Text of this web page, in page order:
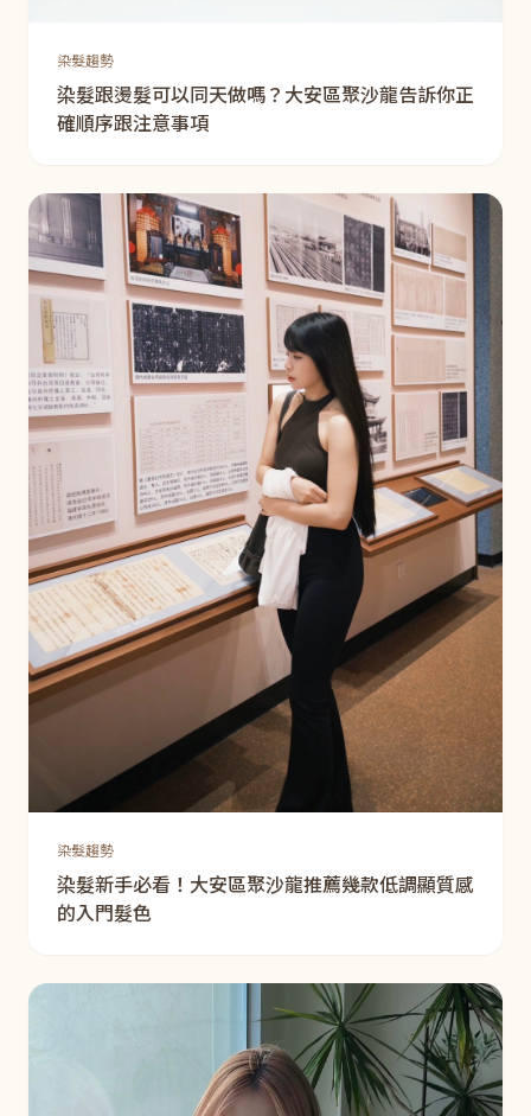
染髮趨勢
染髮跟燙髮可以同天做嗎？大安區聚沙龍告訴你正
確順序跟注意事項
染髮趨勢
染髮新手必看！大安區聚沙龍推薦幾款低調顯質感
的入門髮色